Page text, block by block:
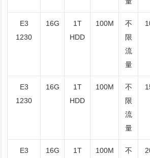
E3
1230
16G
1T
HDD
100M
不
限
流
量
E3
1230
16G
1T
HDD
100M
不
限
流
量
E3
16G
1T
100M
不